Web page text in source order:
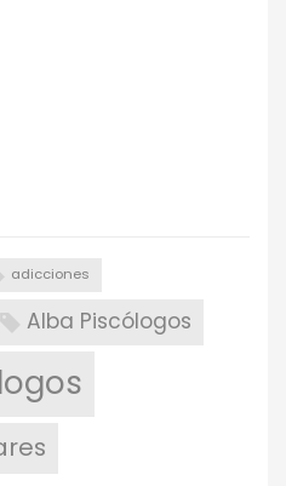
adicciones
Alba Piscólogos